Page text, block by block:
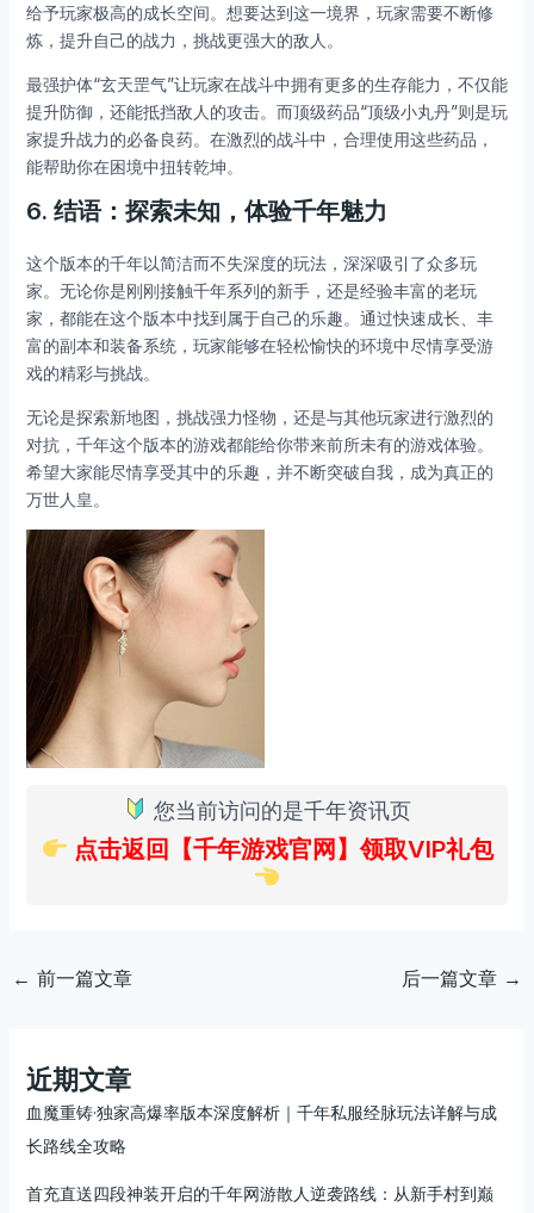
给予玩家极高的成长空间。想要达到这一境界，玩家需要不断修
炼，提升自己的战力，挑战更强大的敌人。
最强护体“玄天罡气”让玩家在战斗中拥有更多的生存能力，不仅能
提升防御，还能抵挡敌人的攻击。而顶级药品“顶级小丸丹”则是玩
家提升战力的必备良药。在激烈的战斗中，合理使用这些药品，
能帮助你在困境中扭转乾坤。
6. 结语：探索未知，体验千年魅力
这个版本的千年以简洁而不失深度的玩法，深深吸引了众多玩
家。无论你是刚刚接触千年系列的新手，还是经验丰富的老玩
家，都能在这个版本中找到属于自己的乐趣。通过快速成长、丰
富的副本和装备系统，玩家能够在轻松愉快的环境中尽情享受游
戏的精彩与挑战。
无论是探索新地图，挑战强力怪物，还是与其他玩家进行激烈的
对抗，千年这个版本的游戏都能给你带来前所未有的游戏体验。
希望大家能尽情享受其中的乐趣，并不断突破自我，成为真正的
万世人皇。
您当前访问的是千年资讯页
点击返回【千年游戏官网】领取VIP礼包
← 前一篇文章 后一篇文章 →
近期文章
血魔重铸·独家高爆率版本深度解析｜千年私服经脉玩法详解与成
长路线全攻略
首充直送四段神装开启的千年网游散人逆袭路线：从新手村到巅